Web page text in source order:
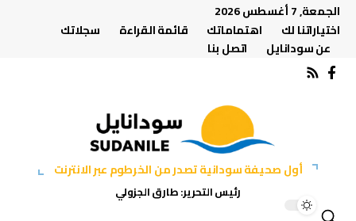
الجمعة, 7 أغسطس 2026
اختياراتنا لك
اهتماماتك قائمة القراءة
سجلاتك
عن سودانايل
اتصل بنا
أول صحيفة سودانية تصدر من الخرطوم عبر الانترنت
رئيس التحرير: طارق الجزولي